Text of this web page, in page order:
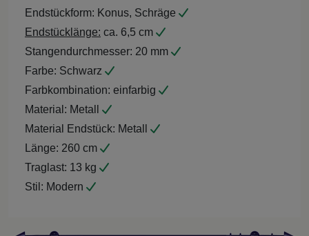
Endstückform: Konus, Schräge
Endstücklänge: ca. 6,5 cm
Stangendurchmesser: 20 mm
Farbe: Schwarz
Farbkombination: einfarbig
Material: Metall
Material Endstück: Metall
Länge: 260 cm
Traglast: 13 kg
Stil: Modern